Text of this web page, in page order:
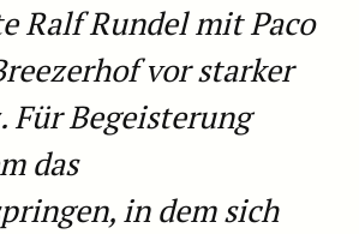
Ralf Rundel mit Paco
vor starker
Für Begeisterung
das
in dem sich